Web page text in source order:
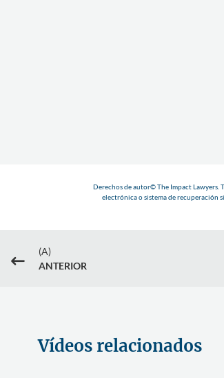
Derechos de autor© The Impact Lawyers.
electrónica o sistema de recuperación
#
(A)
ANTERIOR
Vídeos relacionados